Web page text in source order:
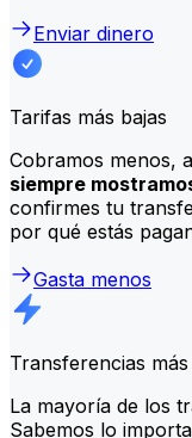
Enviar dinero
Tarifas más bajas
Cobramos menos,
siempre
confirmes tu
por qué estás
Gasta menos
Transferencias
La mayoría de los
Sabemos lo